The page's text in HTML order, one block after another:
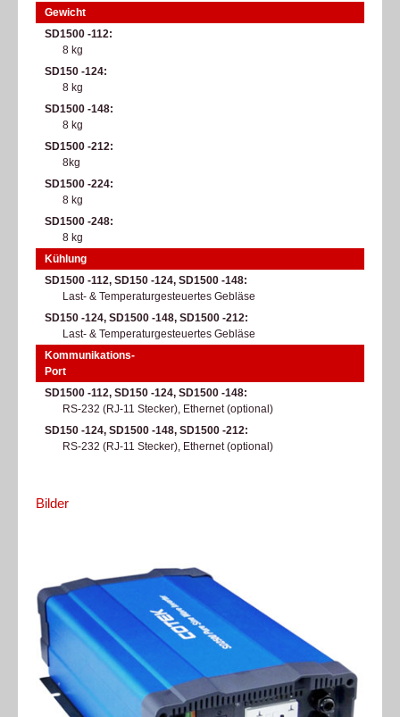
Gewicht
SD1500 -112
8 kg
SD150 -124
8 kg
SD1500 -148
8 kg
SD1500 -212
8kg
SD1500 -224
8 kg
SD1500 -248
8 kg
Kühlung
SD1500 -112, SD150 -124, SD1500 -148
Last- & Temperaturgesteuertes Gebläse
SD150 -124, SD1500 -148, SD1500 -212
Last- & Temperaturgesteuertes Gebläse
Kommunikations-
Port
SD1500 -112, SD150 -124, SD1500 -148
RS-232 (RJ-11 Stecker), Ethernet (optional)
SD150 -124, SD1500 -148, SD1500 -212
RS-232 (RJ-11 Stecker), Ethernet (optional)
Bilder